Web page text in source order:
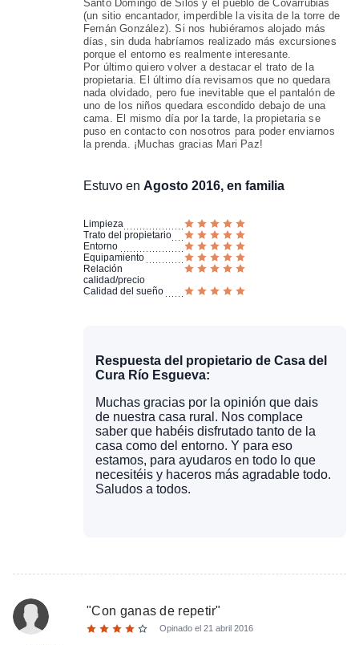
Santo Domingo de Silos y el pueblo de Covarrubias
(un sitio encantador, imperdible la visita de la torre de
Fernán González). Si nos hubiéramos alojado más
días, sin duda habríamos realizado más excursiones
porque el entorno es realmente interesante.
Por último quiero volver a destacar el trato de la
propietaria. El último día revisamos que no quedara
nada olvidado, pero fue inevitable que el pantalón de
uno de los niños quedara escondido debajo de una
cama. El mismo día por la tarde, la propietaria se
puso en contacto con nosotros para poder enviarnos
la prenda. ¡Muchas gracias Mari Paz!
Estuvo en Agosto 2016, en familia
Limpieza
Trato del propietario
Entorno
Equipamiento
Relación
calidad/precio
Calidad del sueño
Respuesta del propietario de Casa del
Cura Río Esgueva:
Muchas gracias por la opinión que dais
de nuestra casa rural. Nos complace
saber que habéis disfrutado tanto de la
casa como del entorno. Y para eso
estamos, para ayudaros en todo lo que
necesitéis y haceros más agradable todo.
Saludos a todos.
"Con ganas de repetir"
Opinado el21 abril 2016